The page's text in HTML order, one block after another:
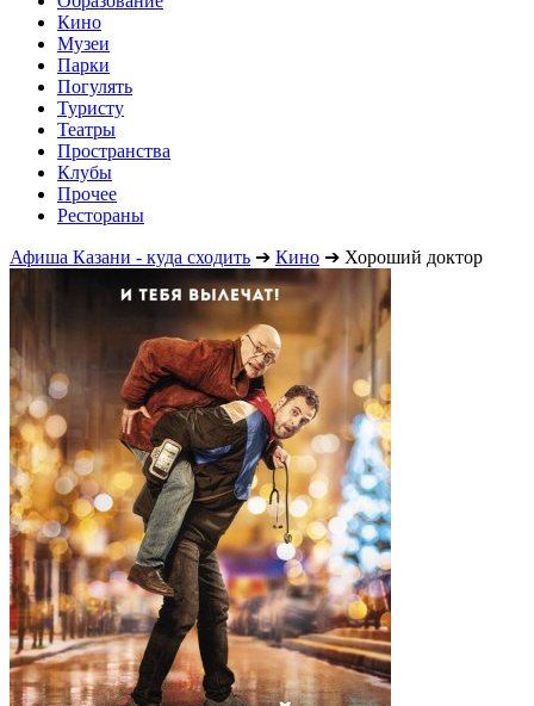
Кино
Музеи
Парки
Погулять
Туристу
Театры
Пространства
Клубы
Прочее
Рестораны
Афиша Казани - куда сходить ➔ Кино ➔ Хороший доктор